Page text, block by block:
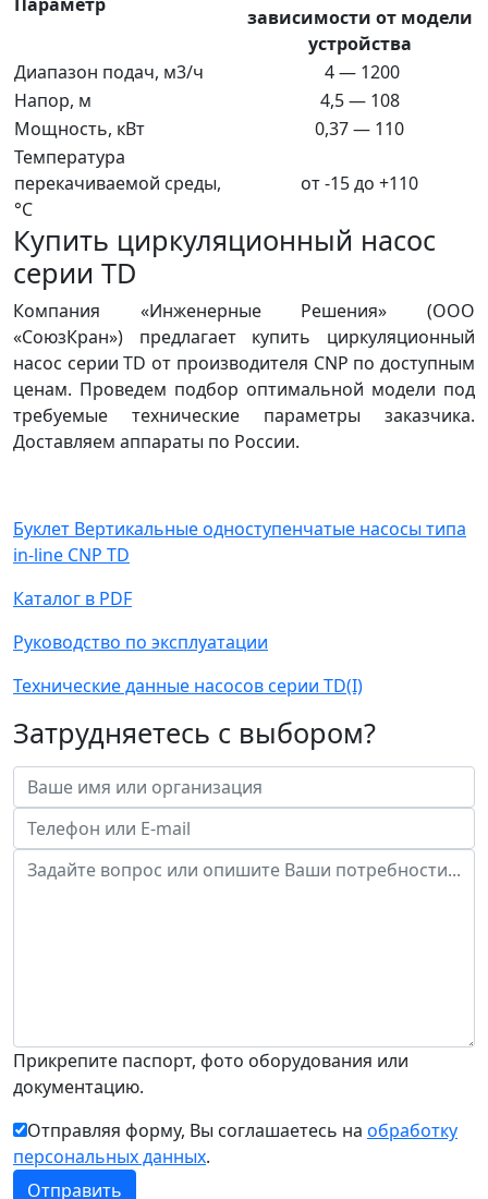
зависимости от модели
устройства
Диапазон подач, м3/ч
4 — 1200
Напор, м
4,5 — 108
Мощность, кВт
0,37 — 110
Температура
перекачиваемой среды,
°С
от -15 до +110
Купить циркуляционный насос
серии TD
Компания «Инженерные Решения» (ООО
«СоюзКран») предлагает купить циркуляционный
насос серии TD от производителя CNP по доступным
ценам. Проведем подбор оптимальной модели под
требуемые технические параметры заказчика.
Доставляем аппараты по России.
Буклет Вертикальные одноступенчатые насосы типа
in-line CNP TD
Каталог в PDF
Руководство по эксплуатации
Технические данные насосов серии TD(I)
Затрудняетесь с выбором?
Прикрепите паспорт, фото оборудования или
документацию.
Отправляя форму, Вы соглашаетесь на обработку
персональных данных.